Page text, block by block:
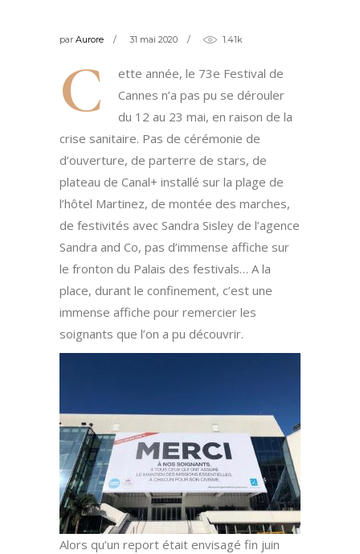
par Aurore 31 mai 2020 1.41k
C
ette année, le 73e Festival de
Cannes n’a pas pu se dérouler
du 12 au 23 mai, en raison de la
crise sanitaire. Pas de cérémonie de
d’ouverture, de parterre de stars, de
plateau de Canal+ installé sur la plage de
l’hôtel Martinez, de montée des marches,
de festivités avec Sandra Sisley de l’agence
Sandra and Co, pas d’immense affiche sur
le fronton du Palais des festivals… A la
place, durant le confinement, c’est une
immense affiche pour remercier les
soignants que l’on a pu découvrir.
Alors qu’un report était envisagé fin juin